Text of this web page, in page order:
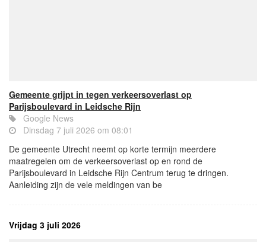
Gemeente grijpt in tegen verkeersoverlast op
Parijsboulevard in Leidsche Rijn
Google News
Dinsdag 7 juli 2026 om 08:01
De gemeente Utrecht neemt op korte termijn meerdere
maatregelen om de verkeersoverlast op en rond de
Parijsboulevard in Leidsche Rijn Centrum terug te dringen.
Aanleiding zijn de vele meldingen van be
Vrijdag 3 juli 2026